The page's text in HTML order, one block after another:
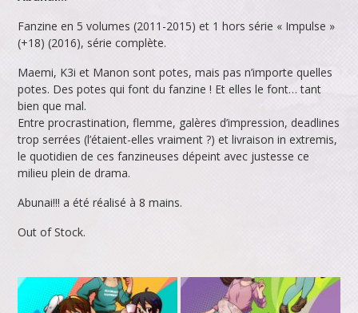
Fanzine en 5 volumes (2011-2015) et 1 hors série « Impulse »
(+18) (2016), série complète.
Maemi, K3i et Manon sont potes, mais pas n’importe quelles
potes. Des potes qui font du fanzine ! Et elles le font… tant
bien que mal.
Entre procrastination, flemme, galères d’impression, deadlines
trop serrées (l’étaient-elles vraiment ?) et livraison in extremis,
le quotidien de ces fanzineuses dépeint avec justesse ce
milieu plein de drama.
Abunai!!! a été réalisé à 8 mains.
Out of Stock.